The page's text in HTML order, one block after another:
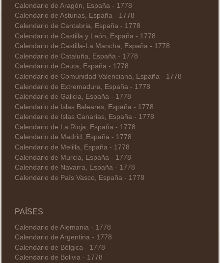
Calendario de Aragón, España - 1778
Calendario de Asturias, España - 1778
Calendario de Cantabria, España - 1778
Calendario de Castilla y León, España - 1778
Calendario de Castilla-La Mancha, España - 1778
Calendario de Cataluña, España - 1778
Calendario de Ceuta, España - 1778
Calendario de Comunidad Valenciana, España - 1778
Calendario de Extremadura, España - 1778
Calendario de Galicia, España - 1778
Calendario de Islas Baleares, España - 1778
Calendario de Islas Canarias, España - 1778
Calendario de La Rioja, España - 1778
Calendario de Madrid, España - 1778
Calendario de Melilla, España - 1778
Calendario de Murcia, España - 1778
Calendario de Navarra, España - 1778
Calendario de País Vasco, España - 1778
PAÍSES
Calendario de Alemania - 1778
Calendario de Argentina - 1778
Calendario de Bélgica - 1778
Calendario de Bolivia - 1778